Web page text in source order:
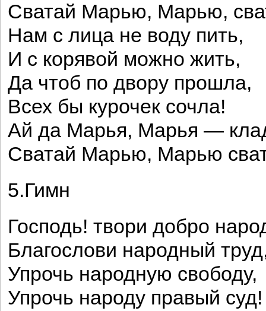
Сватай Марью, Марью,
Нам с лица не воду пить,
И с корявой можно жить,
Да чтоб по двору прошла,
Всех бы курочек сочла!
Ай да Марья, Марья —
Сватай Марью, Марью
5.Гимн
Господь! твори добро
Благослови народный
Упрочь народную свободу,
Упрочь народу правый суд!